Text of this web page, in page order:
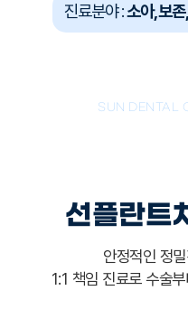
진료분야 :소아, 보
SUN DENTAL
선플란트
안정적인 정
1:1 책임 진료로 수술